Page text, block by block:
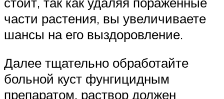
части растения, вы увеличиваете
шансы на его выздоровление.
Далее тщательно обработайте
больной куст фунгицидным
препаратом, раствор должен